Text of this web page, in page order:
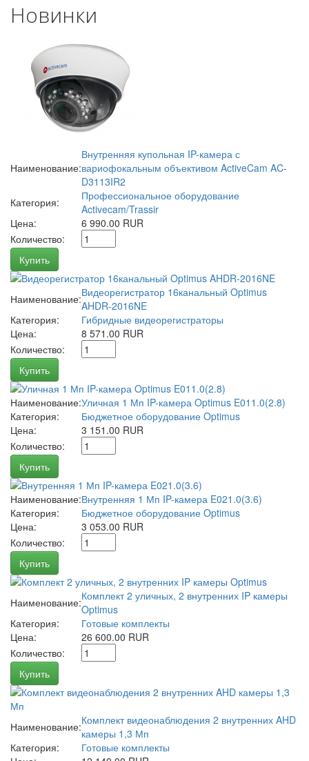
Новинки
Наименование:
Внутренняя купольная IP-камера с
вариофокальным объективом ActiveCam AC-
D3113IR2
Категория:
Профессиональное оборудование
Activecam/Trassir
Цена:
6 990.00 RUR
Количество:
Купить
Наименование:Видеорегистратор 16канальный Optimus
AHDR-2016NE
Категория:
Гибридные видеорегистраторы
Цена:
8 571.00 RUR
Количество:
Купить
Наименование:Уличная 1 Мп IP-камера Optimus E011.0(2.8)
Категория:
Бюджетное оборудование Optimus
Цена:
3 151.00 RUR
Количество:
Купить
Наименование:Внутренняя 1 Мп IP-камера E021.0(3.6)
Категория:
Бюджетное оборудование Optimus
Цена:
3 053.00 RUR
Количество:
Купить
Наименование:Комплект 2 уличных, 2 внутренних IP камеры
Optimus
Категория:
Готовые комплекты
Цена:
26 600.00 RUR
Количество:
Купить
Наименование:Комплект видеонаблюдения 2 внутренних AHD
камеры 1,3 Мп
Категория:
Готовые комплекты